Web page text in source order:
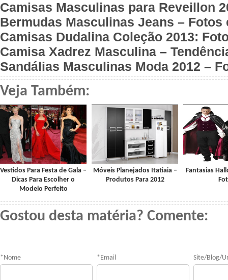
Camisas Masculinas para Reveillon
Bermudas Masculinas Jeans – Fotos
Camisas Dudalina Coleção 2013:
Camisa Xadrez Masculina –
Sandálias Masculinas Moda 2012 –
Veja Também:
Vestidos Para Festa de Gala –
Dicas Para Escolher o
Modelo Perfeito
Móveis Planejados Itatiaia –
Produtos Para 2012
Fantasias
Gostou desta matéria? Comente:
* Nome * Email Site/Blog/